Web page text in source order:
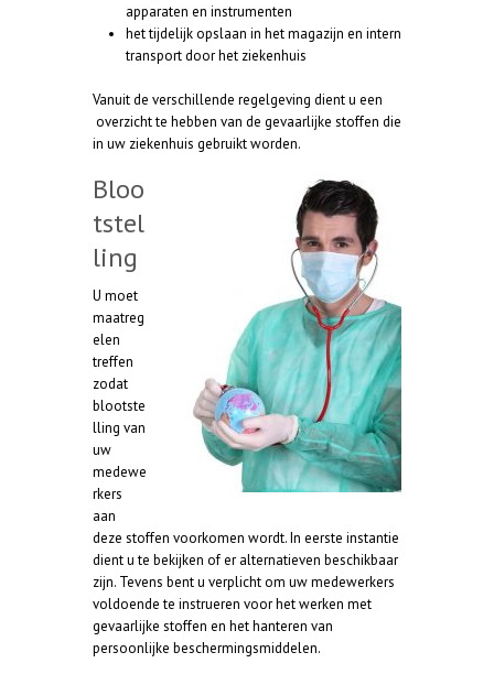
apparaten en instrumenten
het tijdelijk opslaan in het magazijn en intern
transport door het ziekenhuis
Vanuit de verschillende regelgeving dient u een
overzicht te hebben van de gevaarlijke stoffen die
in uw ziekenhuis gebruikt worden.
Bloo
tstel
ling
U moet
maatreg
elen
treffen
zodat
blootste
lling van
uw
medewe
rkers
aan
deze stoffen voorkomen wordt. In eerste instantie
dient u te bekijken of er alternatieven beschikbaar
zijn. Tevens bent u verplicht om uw medewerkers
voldoende te instrueren voor het werken met
gevaarlijke stoffen en het hanteren van
persoonlijke beschermingsmiddelen.